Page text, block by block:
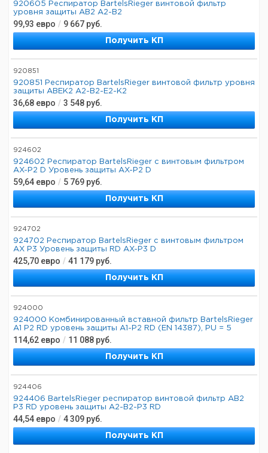
920605 Респиратор BartelsRieger винтовой фильтр
уровня защиты AB2 A2-B2
99,93 евро / 9 667 руб.
Получить КП
920851
920851 Респиратор BartelsRieger винтовой фильтр уровня
защиты ABEK2 A2-B2-E2-K2
36,68 евро / 3 548 руб.
Получить КП
924602
924602 Респиратор BartelsRieger с винтовым фильтром
AX-P2 D Уровень защиты AX-P2 D
59,64 евро / 5 769 руб.
Получить КП
924702
924702 Респиратор BartelsRieger с винтовым фильтром
AX P3 Уровень защиты RD AX-P3 D
425,70 евро / 41 179 руб.
Получить КП
924000
924000 Комбинированный вставной фильтр BartelsRieger
A1 P2 RD уровень защиты A1-P2 RD (EN 14387), PU = 5
114,62 евро / 11 088 руб.
Получить КП
924406
924406 BartelsRieger респиратор винтовой фильтр AB2
P3 RD уровень защиты A2-B2-P3 RD
44,54 евро / 4 309 руб.
Получить КП